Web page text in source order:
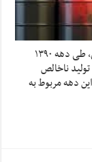
به گزارش کسب و کار نیوز به نقل از اتاق بازرگانی تهران، طی دهه ۱۳۹۰
ناخالص
در این دهه مربوط به